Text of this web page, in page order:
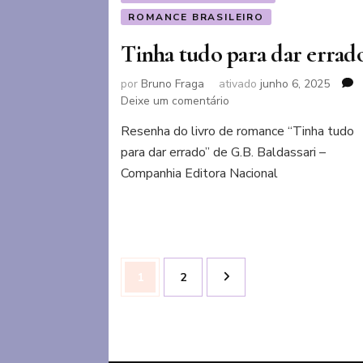
ROMANCE BRASILEIRO
Tinha tudo para dar
porBruno Fraga ativadojunho 6, 2025
Deixe um comentário
tudo
para
dar
Resenha do livro de romance “Tinha tudo
para dar errado” de G.B. Baldassari –
Companhia Editora Nacional
Paginação
dePágina
1 Página
2